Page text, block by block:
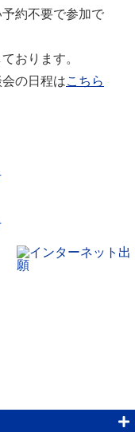
約不要で参加で
おります。
の日程はこちら